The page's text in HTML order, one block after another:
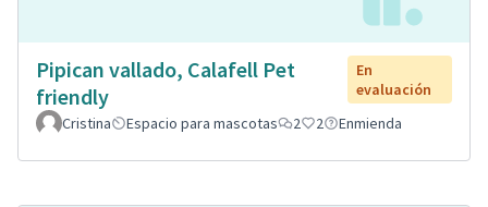
Pipican vallado, Calafell Pet
friendly
En
evaluación
Cristina
Espacio para mascotas 2 2 Enmienda